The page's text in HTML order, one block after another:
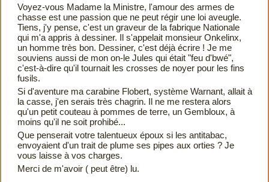
Voyez-vous Madame la Ministre, l'amour des armes de
chasse est une passion que ne peut régir une loi aveugle.
Tiens, j'y pense, c'est un graveur de la fabrique Nationale
qui m'a appris à dessiner. Il s'appelait monsieur Onkelinx,
un homme très bon. Dessiner, c'est déjà écrire ! Je me
souviens aussi de mon on-­le Jules qui était "feu d'bwé",
c'est-à-dire qu'il tournait les crosses de noyer pour les fins
fusils.
Si d'aventure ma carabine Flobert, système Warnant, allait à
la casse, j'en serais très chagrin. Il ne me restera alors
qu'un petit couteau à pommes de terre, un Gembloux, à
moins qu'il ne soit prohibé...
Que penserait votre talentueux époux si les antitabac,
envoyaient d'un trait de plume ses pipes aux orties ? Je
vous laisse à vos charges.
Merci de m'avoir ( peut être) lu.